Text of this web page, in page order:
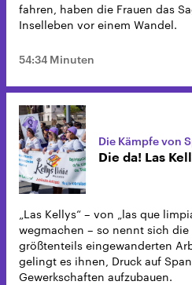
fahren, haben die Frauen das
Inselleben vor einem Wandel.
54:34 Minuten
Die Kämpfe von
Die da! Las
„Las Kellys“ – von „las que
wegmachen – so nennt sich die
größtenteils eingewanderten
gelingt es ihnen, Druck auf
Gewerkschaften aufzubauen.